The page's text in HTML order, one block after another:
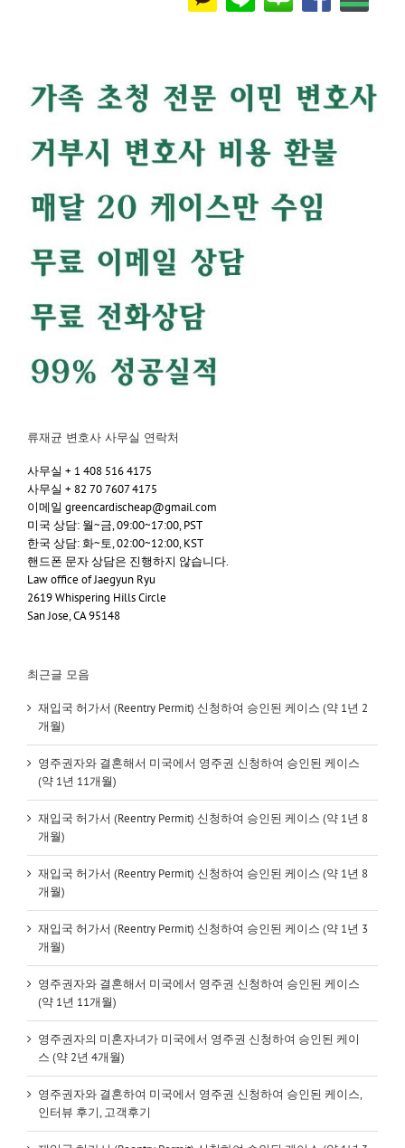
류재균 변호사 사무실 연락처
사무실 + 1 408 516 4175
사무실 + 82 70 7607 4175
이메일 greencardischeap@gmail.com
미국 상담: 월~금, 09:00~17:00, PST
한국 상담: 화~토, 02:00~12:00, KST
핸드폰 문자 상담은 진행하지 않습니다.
Law office of Jaegyun Ryu
2619 Whispering Hills Circle
San Jose, CA 95148
최근글 모음
재입국 허가서 (Reentry Permit) 신청하여 승인된 케이스 (약 1년 2
개월)
영주권자와 결혼해서 미국에서 영주권 신청하여 승인된 케이스
(약 1년 11개월)
재입국 허가서 (Reentry Permit) 신청하여 승인된 케이스 (약 1년 8
개월)
재입국 허가서 (Reentry Permit) 신청하여 승인된 케이스 (약 1년 8
개월)
재입국 허가서 (Reentry Permit) 신청하여 승인된 케이스 (약 1년 3
개월)
영주권자와 결혼해서 미국에서 영주권 신청하여 승인된 케이스
(약 1년 11개월)
영주권자의 미혼자녀가 미국에서 영주권 신청하여 승인된 케이
스 (약 2년 4개월)
영주권자와 결혼하여 미국에서 영주권 신청하여 승인된 케이스,
인터뷰 후기, 고객후기